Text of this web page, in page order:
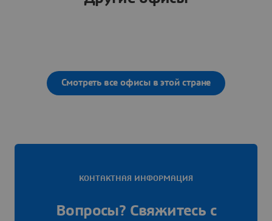
Смотреть все офисы в этой стране
КОНТАКТНАЯ ИНФОРМАЦИЯ
Вопросы? Свяжитесь с